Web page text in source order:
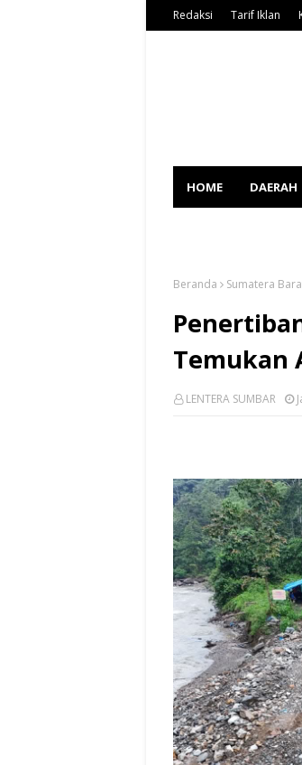
Redaksi Tarif Iklan
HOME DAERAH
Beranda Sumatera
Temukan
LENTERA SUMBAR